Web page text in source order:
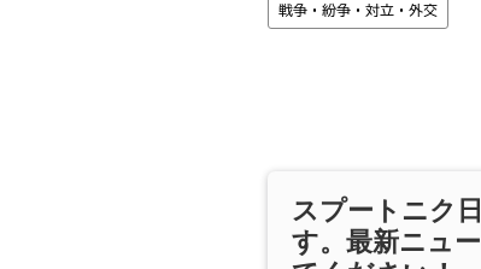
戦争・紛争・対立・外交
スプートニク
す。最新ニュ